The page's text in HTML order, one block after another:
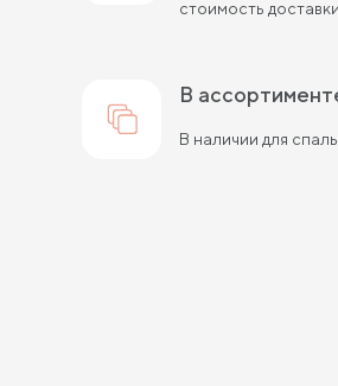
стоимость
в
В наличии для